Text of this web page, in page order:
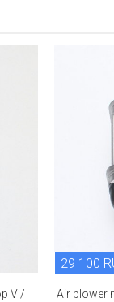
V /
29 100
Air blower